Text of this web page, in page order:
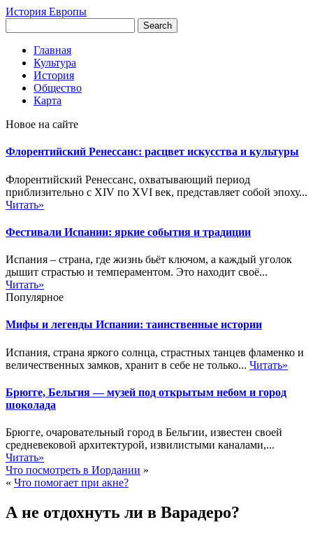
История Европы
Главная
Культура
История
Общество
Карта
Новое на сайте
Флорентийский Ренессанс: расцвет искусства и культуры
Флорентийский Ренессанс, охватывающий период
приблизительно с XIV по XVI век, представляет собой эпоху...
Читать»
Фестивали Испании: яркие события и традиции
Испания – страна, где жизнь бьёт ключом, а каждый уголок
дышит страстью и темпераментом. Это находит своё...
Читать»
Популярное
Мифы и легенды Испании: таинственные истории
Испания, страна яркого солнца, страстных танцев фламенко и
величественных замков, хранит в себе не только... Читать»
Брюгге, Бельгия — музей под открытым небом и город
шоколада
Брюгге, очаровательный город в Бельгии, известен своей
средневековой архитектурой, извилистыми каналами,...
Читать»
Что посмотреть в Иордании »
« Что помогает при акне?
А не отдохнуть ли в Варадеро?